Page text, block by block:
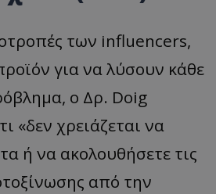
των influencers,
για να λύσουν κάθε
ο Δρ. Doig
«δεν χρειάζεται να
ή να ακολουθήσετε τις
από την